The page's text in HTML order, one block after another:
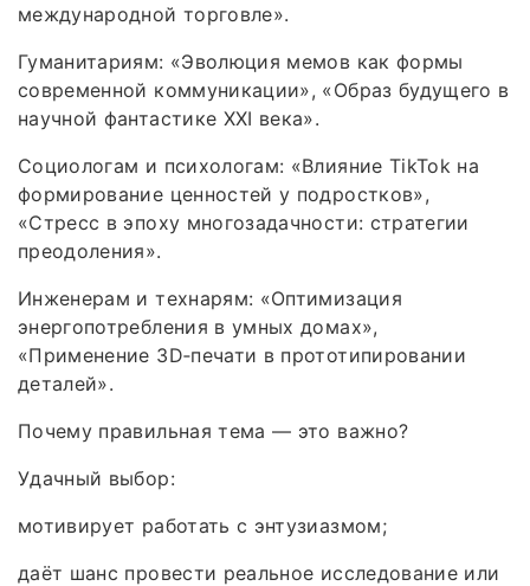
международной торговле».
Гуманитариям: «Эволюция мемов как формы
современной коммуникации», «Образ будущего в
научной фантастике XXI века».
Социологам и психологам: «Влияние TikTok на
формирование ценностей у подростков»,
«Стресс в эпоху многозадачности: стратегии
преодоления».
Инженерам и технарям: «Оптимизация
энергопотребления в умных домах»,
«Применение 3D‑печати в прототипировании
деталей».
Почему правильная тема — это важно?
Удачный выбор:
мотивирует работать с энтузиазмом;
даёт шанс провести реальное исследование или